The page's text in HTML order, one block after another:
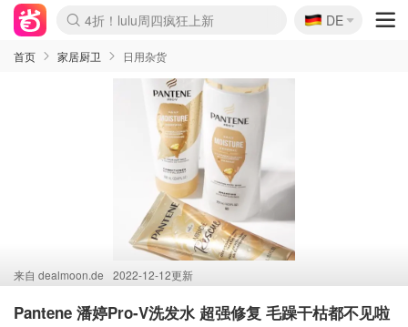
Boticinal 夏促开抢！
4折！lulu周四疯狂上新
还没结束！&OtherStories大促
Joybuy变相75折 随时失效
速领！Stanley独家85折
疑似霸哥！Camper额外叠85折
Zalando 奥莱闪促！每日更新
Moncler反季囤！5折起+叠9折
Coach Brooklyn仅€192
🇩🇪
DE
首页 家居厨卫 日用杂货
来自 dealmoon.de 2022-12-12更新
Pantene 潘婷Pro-V洗发水 超强修复 毛躁干枯都不见啦